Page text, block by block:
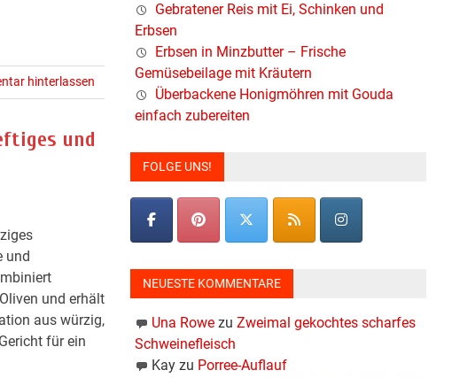
hinterlassen
und
und
und erhält
aus würzig,
für ein
Gebratener Reis mit Ei, Schinken und
Erbsen
Erbsen in Minzbutter – Frische
Gemüsebeilage mit Kräutern
Überbackene Honigmöhren mit Gouda
einfach zubereiten
FOLGE UNS!
NEUESTE KOMMENTARE
Una Rowezu Zweimal gekochtes scharfes
Schweinefleisch
Kayzu Porree-Auflauf